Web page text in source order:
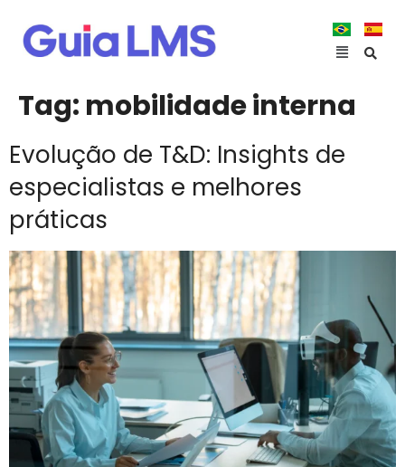
Tag: mobilidade interna
Evolução de T&D: Insights de
especialistas e melhores
práticas